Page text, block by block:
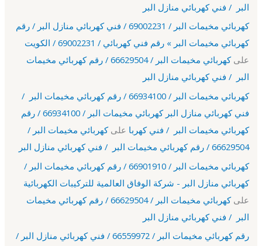
البر / فني كهربائي منازل البر
كهربائي مخيمات البر / 69002231 / فني كهربائي منازل البر / رقم
كهربائي مخيمات البر » رقم فني كهربائي / 69002231 / الكويت
على
كهربائي مخيمات البر / 66629504 / رقم كهربائي مخيمات
البر / فني كهربائي منازل البر
كهربائي مخيمات البر / 66934100 / رقم كهربائي مخيمات البر /
فني كهربائي منازل البر كهربائي مخيمات البر / 66934100 / رقم
كهربائي مخيمات البر / فني كهربا علىكهربائي مخيمات البر /
66629504 / رقم كهربائي مخيمات البر / فني كهربائي منازل البر
كهربائي مخيمات البر / 66901910 / رقم كهربائي مخيمات البر /
كهربائي منازل البر - شركة الوفاق العالمية للتركيبات الكهربائية
على
كهربائي مخيمات البر / 66629504 / رقم كهربائي مخيمات
البر / فني كهربائي منازل البر
رقم كهربائي مخيمات البر / 66559972 / فني كهربائي منازل البر /